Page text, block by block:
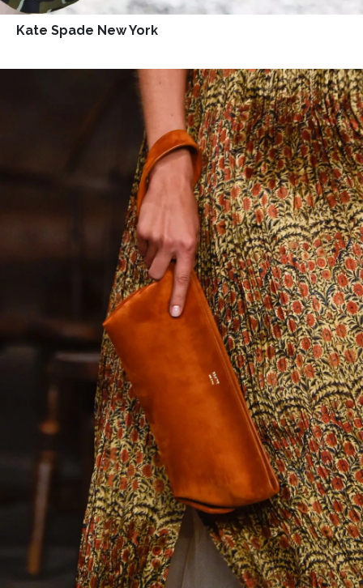
NEWSLETTER
ODESLAT
Přihlášením k newsletteru souhlasíte sObchodními
podmínkami společnosti BurdaMedia Extra s.r.o.a
Kate Spade New York